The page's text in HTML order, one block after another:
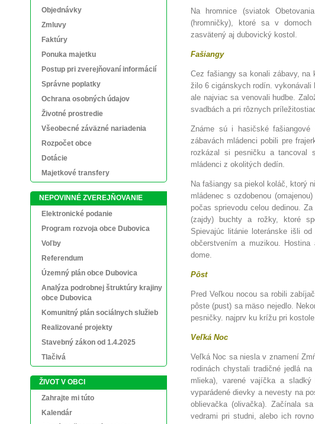
Na hromnice (sviatok
(hromničky), ktoré sa v
zasvätený aj dubovický kostol.
Fašiangy
Cez fašiangy sa konali zábavy,
žilo 6 cigánskych rodín. vykonávali
ale najviac sa venovali hudbe.
svadbách a pri rôznych
Známe sú i hasičské
zábavách mládenci pobili pre
rozkázal si pesničku a tancoval
mládenci z okolitých dedín.
Na fašiangy sa piekol koláč, ktorý
mládenec s ozdobenou
počas sprievodu celou dedinou.
(zajdy) buchty a rožky, ktoré
Spievajúc litánie loteránske išli
občerstvením a muzikou.
dome.
Pôst
Pred Veľkou nocou sa robili
pôste (pust) sa mäso nejedlo.
pesničky. najprv ku krížu pri
Veľká Noc
Veľká Noc sa niesla v znamení
rodinách chystali tradičné jedlá
mlieka), varené vajíčka a
vyparádené dievky a nevesty na
oblievačka (olivačka). Začínala
vedrami pri studni, alebo ich
Objednávky
Zmluvy
Faktúry
Ponuka majetku
Postup pri zverejňovaní informácií
Správne poplatky
Ochrana osobných údajov
Životné prostredie
Všeobecné záväzné nariadenia
Rozpočet obce
Dotácie
Majetkové transfery
NEPOVINNÉ ZVEREJŇOVANIE
Elektronické podanie
Program rozvoja obce Dubovica
Voľby
Referendum
Územný plán obce Dubovica
Analýza podrobnej štruktúry krajiny
obce Dubovica
Komunitný plán sociálnych služieb
Realizované projekty
Stavebný zákon od 1.4.2025
Tlačivá
ŽIVOT V OBCI
Zahrajte mi túto
Kalendár